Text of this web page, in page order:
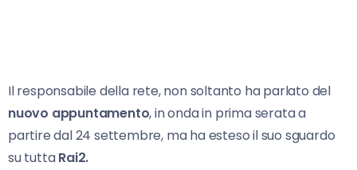
Il responsabile della rete, non soltanto ha parlato del
nuovo appuntamento, in onda in prima serata a
partire dal 24 settembre, ma ha esteso il suo sguardo
su tuttaRai2.